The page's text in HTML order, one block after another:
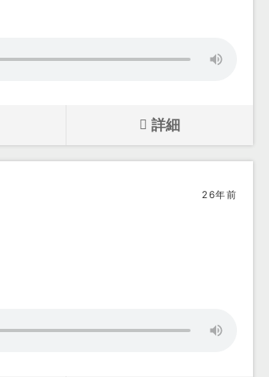
詳細
26年前